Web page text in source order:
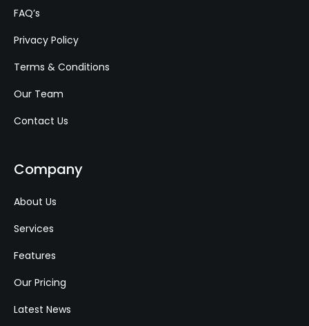
FAQ’s
Privacy Policy
Terms & Conditions
Our Team
Contact Us
Company
About Us
Services
Features
Our Pricing
Latest News